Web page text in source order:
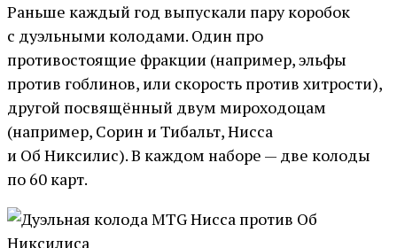
Раньше каждый год выпускали пару коробок
с дуэльными колодами. Один про
противостоящие фракции (например, эльфы
против гоблинов, или скорость против хитрости),
другой посвящённый двум мироходоцам
(например, Сорин и Тибальт, Нисса
и Об Никсилис). В каждом наборе — две колоды
по 60 карт.